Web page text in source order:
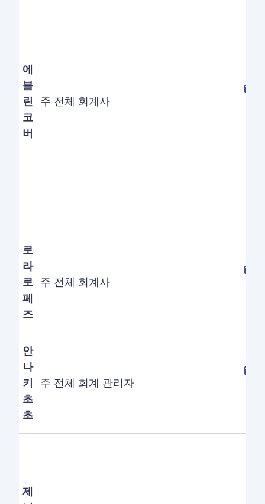
에
블
린
코
버
주 전체 회계사
로
라
로
페
즈
주 전체 회계사
안
나
키
초
초
주 전체 회계 관리자
제